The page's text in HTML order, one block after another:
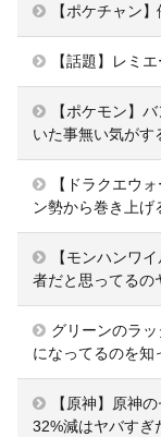
【ポケチャン
【話題】レミ
【ポケモン】
いた事無い気がす
【ドラクエウ
ン勢から巻き上げ
【モンハンワ
者だと思ってるの
グリーンのラ
になってるのを知
【原神】原神
32%減はヤバすぎ